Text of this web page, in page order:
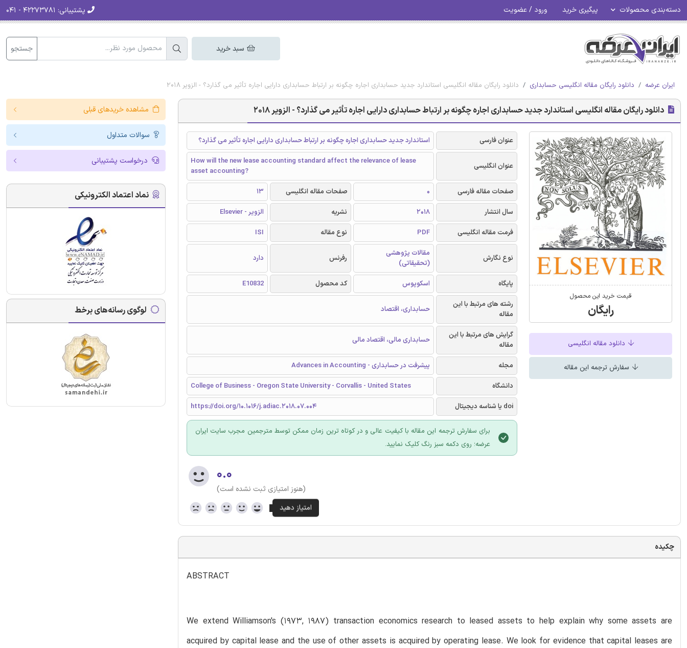
دسته‌بندی محصولات پیگیری خرید ورود / عضویت پشتیبانی:
سبد خرید جستجو
ایران عرضه دانلود رایگان مقاله انگلیسی حسابداری دانلود رایگان مقاله انگلیسی استاندارد جدید حسابداری اجاره چگونه بر ارتباط حسابداری دارایی اجاره تأثیر می گذارد؟ - الزویر 2018
دانلود رایگان مقاله انگلیسی استاندارد جدید حسابداری اجاره چگونه بر ارتباط حسابداری دارایی اجاره تأثیر می گذارد؟ - الزویر 2018
قیمت خرید این محصول
رایگان
دانلود مقاله انگلیسی
سفارش ترجمه این مقاله
عنوان فارسی استاندارد جدید حسابداری اجاره چگونه بر ارتباط حسابداری دارایی اجاره تأثیر می گذارد؟
عنوان انگلیسی
How will the new lease accounting standard affect the relevance of lease
asset accounting?
صفحات مقاله فارسی
0 صفحات مقاله انگلیسی
13
سال انتشار
2018 نشریه
الزویر - Elsevier
فرمت مقاله انگلیسی
PDF نوع مقاله ISI
نوع نگارش
مقالات پژوهشی
(تحقیقاتی)
رفرنس دارد
پایگاه اسکوپوس کد محصول
E10832
رشته های مرتبط با این
مقاله
حسابداری، اقتصاد
گرایش های مرتبط با این
مقاله
حسابداری مالی، اقتصاد مالی
مجله
پیشرفت در حسابداری - Advances in Accounting
دانشگاه
College of Business - Oregon State University - Corvallis - United States
doi یا شناسه دیجیتال
https://doi.org/10.1016/j.adiac.2018.07.004
برای سفارش ترجمه این مقاله با کیفیت عالی و در کوتاه ترین زمان ممکن توسط مترجمین مجرب سایت ایران
عرضه؛ روی دکمه سبز رنگ کلیک نمایید.
۰.۰
(هنوز امتیازی ثبت نشده است)
چکیده
ABSTRACT
We extend Williamson's (1973, 1987) transaction economics research to leased assets to help explain why some assets are
acquired by capital lease and the use of other assets is acquired by operating lease. We look for evidence that capital leases are
مشاهده خریدهای قبلی
سوالات متداول
درخواست پشتیبانی
نماد اعتماد الکترونیکی
لوگوی رسانه‌های برخط